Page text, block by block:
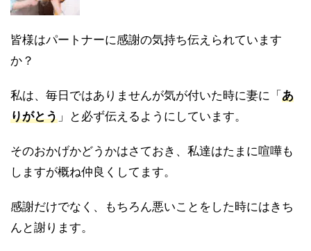
皆様はパートナーに感謝の気持ち伝えられています
か？
私は、毎日ではありませんが気が付いた時に妻に「 あ
りがとう 」と必ず伝えるようにしています。
そのおかげかどうかはさておき、私達はたまに喧嘩も
しますが概ね仲良くしてます。
感謝だけでなく、もちろん悪いことをした時にはきち
んと謝ります。